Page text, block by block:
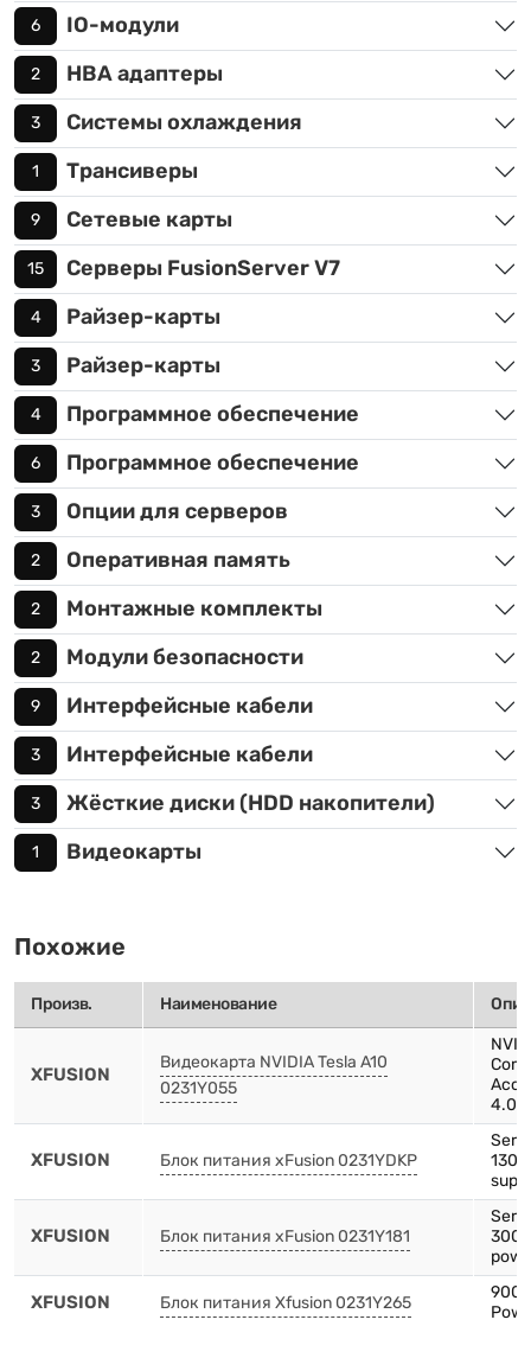
6 IO-модули
2 HBA адаптеры
3 Системы охлаждения
1 Трансиверы
9 Сетевые карты
15 Серверы FusionServer V7
4 Райзер-карты
3 Райзер-карты
4 Программное обеспечение
6 Программное обеспечение
3 Опции для серверов
2 Оперативная память
2 Монтажные комплекты
2 Модули безопасности
9 Интерфейсные кабели
3 Интерфейсные кабели
3 Жёсткие диски (HDD накопители)
1 Видеокарты
Похожие
Произв. Наименование
XFUSION
Видеокарта NVIDIA Tesla A10
0231Y055
4.0
XFUSION Блок питания xFusion 0231YDKP
XFUSION Блок питания xFusion 0231Y181
XFUSION Блок питания Xfusion 0231Y265